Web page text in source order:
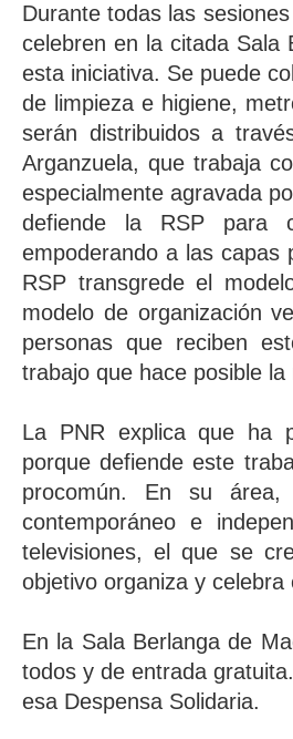
Durante todas las
celebren en la citada Sala
esta iniciativa. Se puede
de limpieza e higiene,
serán distribuidos a
Arganzuela, que trabaja
especialmente agravada
defiende la RSP para
empoderando a las capas
RSP transgrede el
modelo de organización
personas que reciben
trabajo que hace posible
La PNR explica que ha
porque defiende este
procomún. En su
contemporáneo e
televisiones, el que se
objetivo organiza y celebra
En la Sala Berlanga de
todos y de entrada
esa Despensa Solidaria.